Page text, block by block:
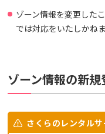
ゾーン情報を変更した
では対応をいたしかね
ゾーン情報の新規
さくらのレンタル